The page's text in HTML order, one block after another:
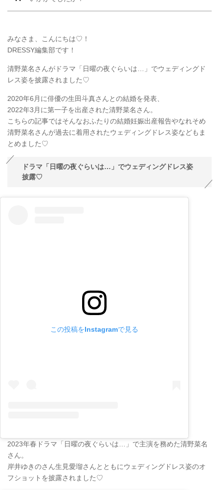
みなさま、こんにちは♡！
DRESSY編集部です！
清野菜名さんがドラマ「日曜の夜ぐらいは…」でウェディングド
レス姿を披露されました♡
2020年6月に俳優の生田斗真さんとの結婚を発表、
2022年3月に第一子を出産された清野菜名さん。
こちらの記事ではそんなおふたりの結婚妊娠出産報告やなれそめ
清野菜名さんが過去に着用されたウェディングドレス姿などもま
とめました♡
ドラマ「日曜の夜ぐらいは…」でウェディングドレス姿
披露♡
この投稿をInstagramで見る
2023年春ドラマ「日曜の夜ぐらいは…」で主演を務めた清野菜名
さん。
岸井ゆきのさん生見愛瑠さんとともにウェディングドレス姿のオ
フショットを披露されました♡